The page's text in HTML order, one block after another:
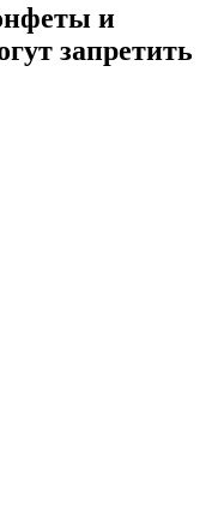
и
запретить